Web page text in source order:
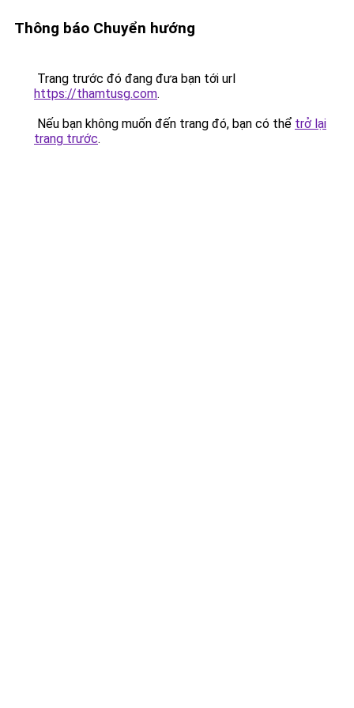
Thông báo Chuyển hướng
Trang trước đó đang đưa bạn tới url
https://thamtusg.com.
Nếu bạn không muốn đến trang đó, bạn có thể trở lại
trang trước.